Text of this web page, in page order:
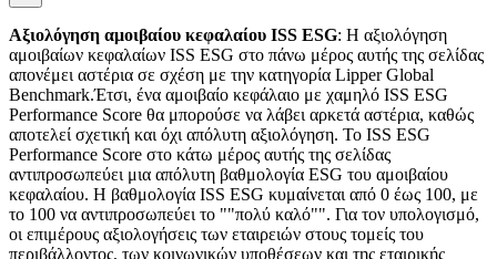
Αξιολόγηση αμοιβαίου κεφαλαίου ISS ESG: Η αξιολόγηση
αμοιβαίων κεφαλαίων ISS ESG στο πάνω μέρος αυτής της σελίδας
απονέμει αστέρια σε σχέση με την κατηγορία Lipper Global
Benchmark.Έτσι, ένα αμοιβαίο κεφάλαιο με χαμηλό ISS ESG
Performance Score θα μπορούσε να λάβει αρκετά αστέρια, καθώς
αποτελεί σχετική και όχι απόλυτη αξιολόγηση. Το ISS ESG
Performance Score στο κάτω μέρος αυτής της σελίδας
αντιπροσωπεύει μια απόλυτη βαθμολογία ESG του αμοιβαίου
κεφαλαίου. Η βαθμολογία ISS ESG κυμαίνεται από 0 έως 100, με
το 100 να αντιπροσωπεύει το ""πολύ καλό"". Για τον υπολογισμό,
οι επιμέρους αξιολογήσεις των εταιρειών στους τομείς του
περιβάλλοντος, των κοινωνικών υποθέσεων και της εταιρικής